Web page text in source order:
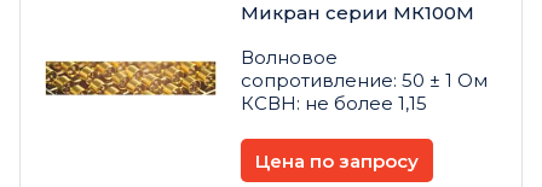
Микран серии МК100М
Волновое
сопротивление: 50 ± 1 Ом
КСВН: не более 1,15
Цена по запросу